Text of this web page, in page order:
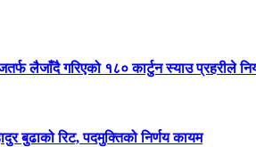
लैजाँदै गरिएको १८० कार्टुन स्याउ प्रहरीले
बुढाको रिट, पदमुक्तिको निर्णय कायम